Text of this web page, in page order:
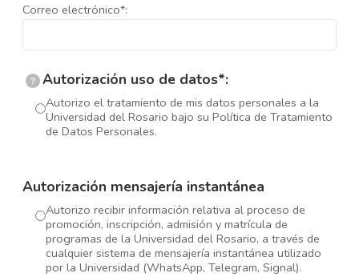
Correo electrónico*:
? Autorización uso de datos*:
Autorizo el tratamiento de mis datos personales a la
Universidad del Rosario bajo su Política de Tratamiento
de Datos Personales.
Autorización mensajería instantánea
Autorizo recibir información relativa al proceso de
promoción, inscripción, admisión y matrícula de
programas de la Universidad del Rosario, a través de
cualquier sistema de mensajería instantánea utilizado
por la Universidad (WhatsApp, Telegram, Signal).